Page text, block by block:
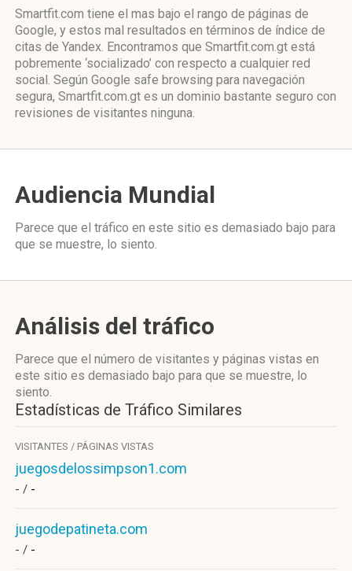
Smartfit.com tiene el mas bajo el rango de páginas de
Google, y estos mal resultados en términos de índice de
citas de Yandex. Encontramos que Smartfit.com.gt está
pobremente ‘socializado’ con respecto a cualquier red
social. Según Google safe browsing para navegación
segura, Smartfit.com.gt es un dominio bastante seguro con
revisiones de visitantes ninguna.
Audiencia Mundial
Parece que el tráfico en este sitio es demasiado bajo para
que se muestre, lo siento.
Análisis del tráfico
Parece que el número de visitantes y páginas vistas en
este sitio es demasiado bajo para que se muestre, lo
siento.
Estadísticas de Tráfico Similares
VISITANTES / PÁGINAS VISTAS
juegosdelossimpson1.com
- / -
juegodepatineta.com
- / -